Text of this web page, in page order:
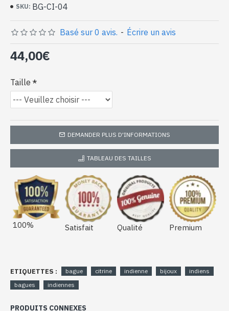
SKU: BG-CI-04
Basé sur 0 avis. - Écrire un avis
44,00€
Taille
DEMANDER PLUS D'INFORMATIONS
TABLEAU DES TAILLES
100% Satisfait Qualité Premium
ETIQUETTES : bague citrine indienne bijoux
indiens
bagues
indiennes
PRODUITS CONNEXES